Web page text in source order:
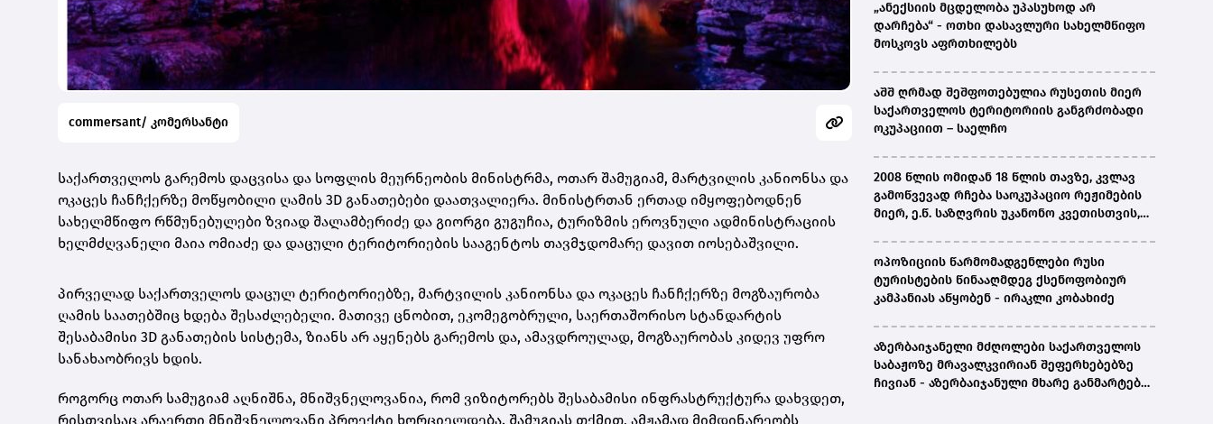
commersant/ კომერსანტი
საქართველოს გარემოს დაცვისა და სოფლის მეურნეობის მინისტრმა, ოთარ შამუგიამ, მარტვილის კანიონსა და
ოკაცეს ჩანჩქერზე მოწყობილი ღამის 3D განათებები დაათვალიერა. მინისტრთან ერთად იმყოფებოდნენ
სახელმწიფო რწმუნებულები ზვიად შალამბერიძე და გიორგი გუგუჩია, ტურიზმის ეროვნული ადმინისტრაციის
ხელმძღვანელი მაია ომიაძე და დაცული ტერიტორიების სააგენტოს თავმჯდომარე დავით იოსებაშვილი.
პირველად საქართველოს დაცულ ტერიტორიებზე, მარტვილის კანიონსა და ოკაცეს ჩანჩქერზე მოგზაურობა
ღამის საათებშიც ხდება შესაძლებელი. მათივე ცნობით, ეკომეგობრული, საერთაშორისო სტანდარტის
შესაბამისი 3D განათების სისტემა, ზიანს არ აყენებს გარემოს და, ამავდროულად, მოგზაურობას კიდევ უფრო
სანახაობრივს ხდის.
როგორც ოთარ სამუგიამ აღნიშნა, მნიშვნელოვანია, რომ ვიზიტორებს შესაბამისი ინფრასტრუქტურა დახვდეთ,
რისთვისაც არაერთი მნიშვნელოვანი პროექტი ხორციელდება. შამუგიას თქმით, ამჟამად მიმდინარეობს
„ანექსიის მცდელობა უპასუხოდ არ
დარჩება“ - ოთხი დასავლური სახელმწიფო
მოსკოვს აფრთხილებს
აშშ ღრმად შეშფოთებულია რუსეთის მიერ
საქართველოს ტერიტორიის განგრძობადი
ოკუპაციით – საელჩო
2008 წლის ომიდან 18 წლის თავზე, კვლავ
გამოწვევად რჩება საოკუპაციო რეჟიმების
მიერ, ე.წ. საზღვრის უკანონო კვეთისთვის,
ენაზე განათლების ხელმისაწვდომობა-
სახალხო დამცველი
ოპოზიციის წარმომადგენლები რუსი
ტურისტების წინააღმდეგ ქსენოფობიურ
კამპანიას აწყობენ - ირაკლი კობახიძე
აზერბაიჯანელი მძღოლები საქართველოს
საბაჟოზე მრავალკვირიან შეფერხებებზე
ჩივიან - აზერბაიჯანული მხარე განმარტებას